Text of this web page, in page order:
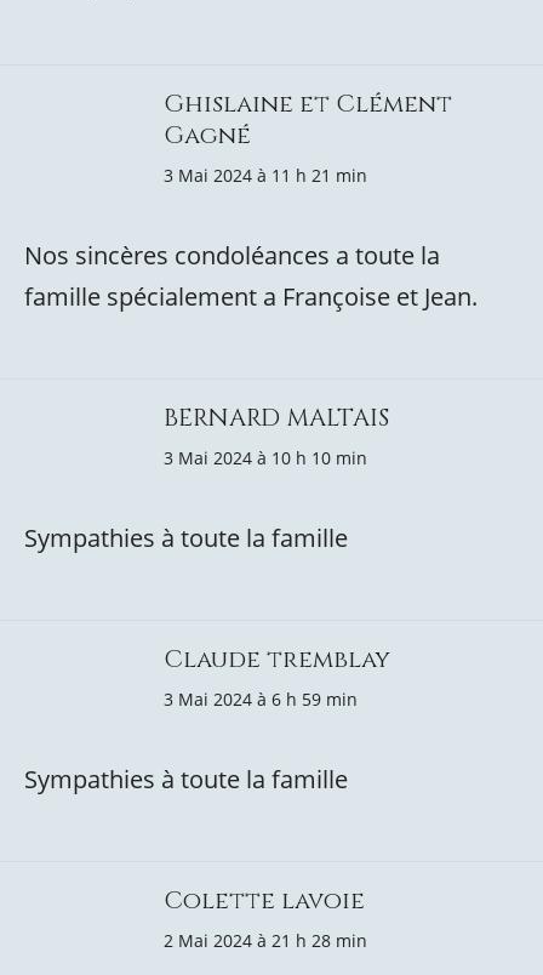
Ghislaine et Clément
Gagné
3 Mai 2024 à 11 h 21 min
Nos sincères condoléances a toute la
famille spécialement a Françoise et Jean.
BERNARD MALTAIS
3 Mai 2024 à 10 h 10 min
Sympathies à toute la famille
Claude tremblay
3 Mai 2024 à 6 h 59 min
Sympathies à toute la famille
Colette lavoie
2 Mai 2024 à 21 h 28 min